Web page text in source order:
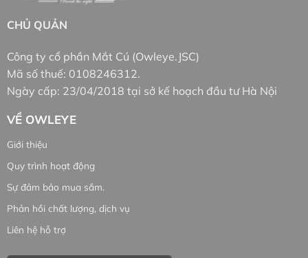
CHỦ QUẢN
Công ty cổ phần Mắt Cú (Owleye.JSC)
Mã số thuế: 0108246312.
Ngày cấp: 23/04/2018 tại sở kế hoạch đầu tư Hà Nội
VỀ OWLEYE
Giới thiệu
Quy trình hoạt động
Sự đảm bảo mua sắm.
Phản hồi chất lượng, dịch vụ
Liên hệ hỗ trợ